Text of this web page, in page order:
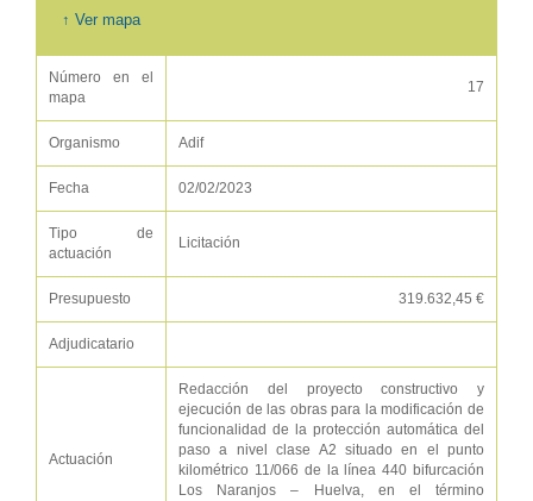
↑ Ver mapa
Número en el
mapa
17
Organismo Adif
Fecha 02/02/2023
Tipo de
actuación
Licitación
Presupuesto 319.632,45 €
Adjudicatario
Actuación
Redacción del proyecto constructivo y
ejecución de las obras para la modificación de
funcionalidad de la protección automática del
paso a nivel clase A2 situado en el punto
kilométrico 11/066 de la línea 440 bifurcación
Los Naranjos – Huelva, en el término